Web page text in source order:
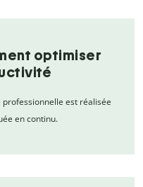
optimiser
professionnelle est réalisée
en continu.